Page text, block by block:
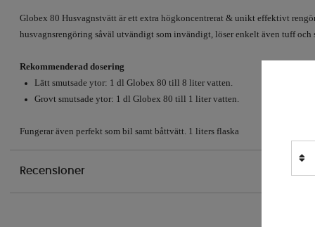
Globex 80 Husvagnstvätt är ett extra högkoncentrerat & unikt effektivt
husvagnsrengöring såväl utvändigt som invändigt, löser enkelt även tuff och
Rekommenderad dosering
Lätt smutsade ytor: 1 dl Globex 80 till 8 liter vatten.
Grovt smutsade ytor: 1 dl Globex 80 till 1 liter vatten.
Fungerar även perfekt som bil samt båttvätt. 1 liters flaska
Recensioner